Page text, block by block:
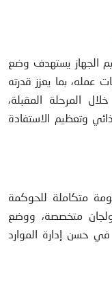
الجهاز يستهدف وضع
عمله، بما يعزز قدرته
المرحلة المقبلة،
وتعظيم الاستفادة
متكاملة للحوكمة
متخصصة، ووضع
حسن إدارة الموارد